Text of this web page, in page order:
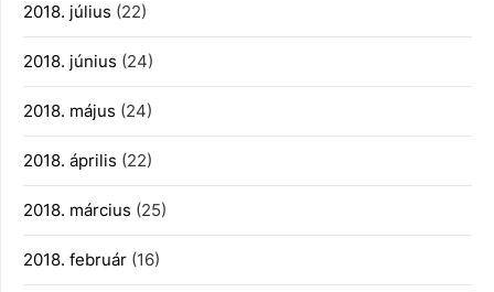
2018. július (22)
2018. június (24)
2018. május (24)
2018. április (22)
2018. március (25)
2018. február (16)